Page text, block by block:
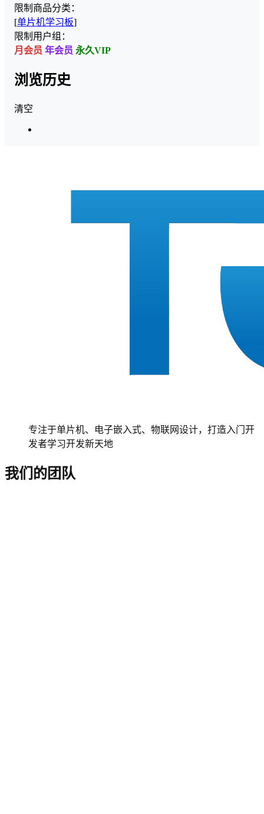
限制商品分类：
[单片机学习板]
限制用户组：
月会员 年会员 永久VIP
浏览历史
清空
专注于单片机、电子嵌入式、物联网设计，打造入门开
发者学习开发新天地
我们的团队